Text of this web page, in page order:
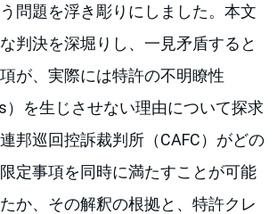
問題を浮き彫りにしました。本文
判決を深堀りし、一見矛盾すると
が、実際には特許の不明瞭性
）を生じさせない理由について探求
邦巡回控訴裁判所（CAFC）がどの
定事項を同時に満たすことが可能
か、その解釈の根拠と、特許クレ